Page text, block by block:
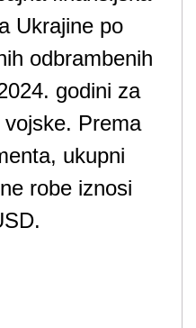
Ukrajine po
odbrambenih
godini za
Prema
ukupni
robe iznosi